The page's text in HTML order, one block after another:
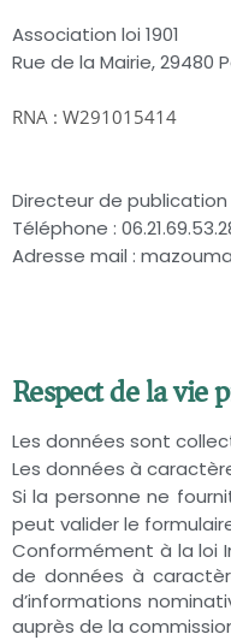
Association loi 1901
Rue de la Mairie, 29480
RNA : W291015414
Directeur de publication
Téléphone :
Adresse mail :
Respect de la vie
Les données sont
Les données à
Si la personne ne
peut valider le
Conformément à la loi
de données à
d’informations
auprès de la